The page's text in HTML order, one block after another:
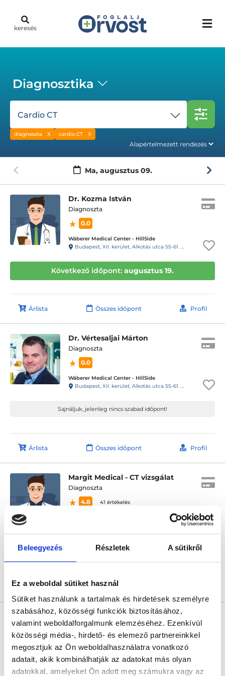
Beleegyezés Részletek A sütikről
Ez a weboldal sütiket használ
Sütiket használunk a tartalmak és hirdetések személyre
szabásához, közösségi funkciók biztosításához,
valamint weboldalforgalmunk elemzéséhez. Ezenkívül
közösségi média-, hirdető- és elemező partnereinkkel
megosztjuk az Ön weboldalhasználatra vonatkozó
adatait, akik kombinálhatják az adatokat más olyan
adatokkal, amelyeket Ön adott meg számukra vagy az
keresés
Diagnosztika
Cardio CT
diagnoszta cardio CT
Ma, augusztus 09.
Dr. Kozma István
Diagnoszta
0.0
Wáberer Medical Center - HillSide
Budapest, XII. kerület, Alkotás utca 55-61. Hillside
Következő időpont: augusztus 19.
Árlista Összes időpont Profil
Dr. Vértesaljai Márton
Diagnoszta
0.0
Wáberer Medical Center - HillSide
Budapest, XII. kerület, Alkotás utca 55-61. Hillside
Sajnáljuk, jelenleg nincs szabad időpont!
Árlista Összes időpont Profil
Margit Medical - CT vizsgálat
Diagnoszta
4.8
41 értékelés
Sajnáljuk, jelenleg nincs szabad időpont!
Árlista Összes időpont
* Szakorvos jelölt (rezidens): általános orvosi oklevéllel rendelkező
orvos, aki jogszabályok szerinti szakorvosi szakképesítés
megszerzésére irányuló képzésben vesz részt. Ezen orvosok által
önállóan nem végezhető szakmai tevékenységért teljes
felelősséggel tartozik és azt közvetlenül felügyeli az egészségügyi
szolgáltató szakorvosa az első részvizsgáig, utána pedig a
szakorvosjelölt önállóan láthat el feladatokat. A foglaljorvost.hu
felelősségét kizárja esetleges névazonosságért bármely szakorvos